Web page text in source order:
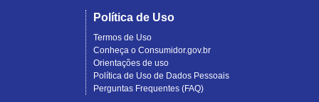
Política de Uso
Termos de Uso
Conheça o Consumidor.gov.br
Orientações de uso
Política de Uso de Dados Pessoais
Perguntas Frequentes (FAQ)